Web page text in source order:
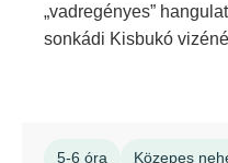
„vadregényes”
sonkádi Kisbukó
5-6 óra Közepes